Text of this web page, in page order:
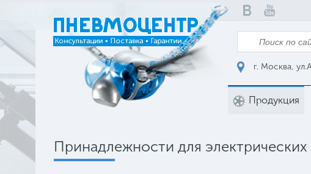
г. Москва,
Продукция
Принадлежности для